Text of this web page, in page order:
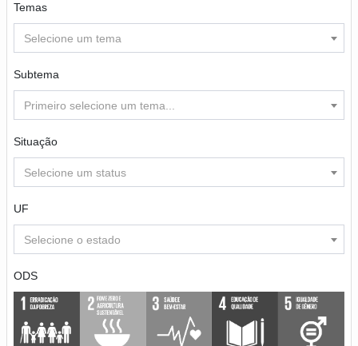
Temas
Selecione um tema
Subtema
Primeiro selecione um tema...
Situação
Selecione um status
UF
Selecione o estado
ODS